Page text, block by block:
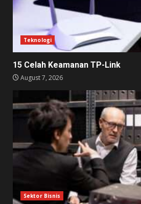
Teknologi
15 Celah Keamanan TP-Link
August 7, 2026
Sektor Bisnis